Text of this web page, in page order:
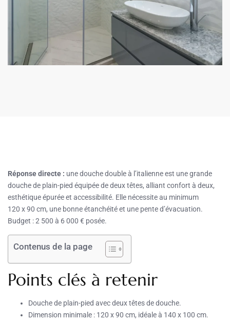
Réponse directe : une douche double à l’italienne est une grande
douche de plain-pied équipée de deux têtes, alliant confort à deux,
esthétique épurée et accessibilité. Elle nécessite au minimum
120 x 90 cm, une bonne étanchéité et une pente d’évacuation.
Budget : 2 500 à 6 000 € posée.
Contenus de la page
Points clés à retenir
Douche de plain-pied avec deux têtes de douche.
Dimension minimale : 120 x 90 cm, idéale à 140 x 100 cm.